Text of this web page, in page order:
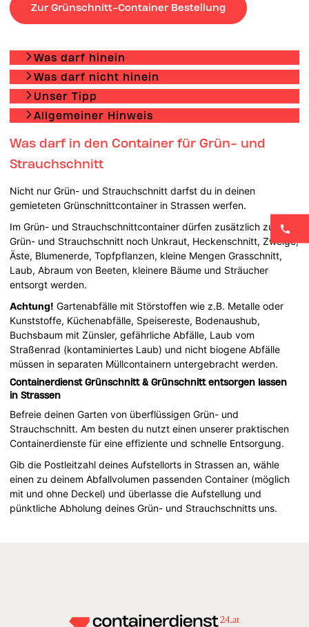
Zur Grünschnitt-Container Bestellung
Was darf hinein
Was darf nicht hinein
Unser Tipp
Allgemeiner Hinweis
Was darf in den Container für Grün- und
Strauchschnitt
Nicht nur Grün- und Strauchschnitt darfst du in deinen
gemieteten Grünschnittcontainer in Strassen werfen.
Im Grün- und Strauchschnittcontainer dürfen zusätzlich zu
Grün- und Strauchschnitt noch Unkraut, Heckenschnitt, Zweige,
Äste, Blumenerde, Topfpflanzen, kleine Mengen Grasschnitt,
Laub, Abraum von Beeten, kleinere Bäume und Sträucher
entsorgt werden.
Achtung! Gartenabfälle mit Störstoffen wie z.B. Metalle oder
Kunststoffe, Küchenabfälle, Speisereste, Bodenaushub,
Buchsbaum mit Zünsler, gefährliche Abfälle, Laub vom
Straßenrad (kontaminiertes Laub) und nicht biogene Abfälle
müssen in separaten Müllcontainern untergebracht werden.
Containerdienst Grünschnitt & Grünschnitt entsorgen lassen
in Strassen
Befreie deinen Garten von überflüssigen Grün- und
Strauchschnitt. Am besten du nutzt einen unserer praktischen
Containerdienste für eine effiziente und schnelle Entsorgung.
Gib die Postleitzahl deines Aufstellorts in Strassen an, wähle
einen zu deinem Abfallvolumen passenden Container (möglich
mit und ohne Deckel) und überlasse die Aufstellung und
pünktliche Abholung deines Grün- und Strauchschnitts uns.